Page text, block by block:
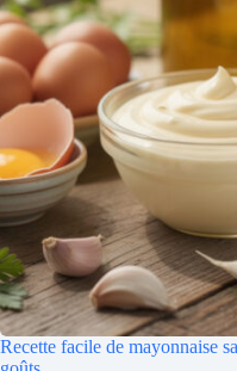
Recette facile de mayonnaise
8 août 2026